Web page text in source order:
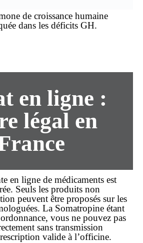
de croissance humaine
dans les déficits GH.
en ligne :
légal en
en ligne de médicaments est
Seuls les produits non
peuvent être proposés sur les
La Somatropine étant
, vous ne pouvez pas
sans transmission
valide à l’officine.